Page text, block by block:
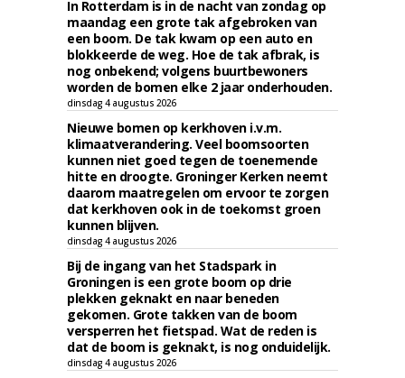
In Rotterdam is in de nacht van zondag op
maandag een grote tak afgebroken van
een boom. De tak kwam op een auto en
blokkeerde de weg. Hoe de tak afbrak, is
nog onbekend; volgens buurtbewoners
worden de bomen elke 2 jaar onderhouden.
dinsdag 4 augustus 2026
Nieuwe bomen op kerkhoven i.v.m.
klimaatverandering. Veel boomsoorten
kunnen niet goed tegen de toenemende
hitte en droogte. Groninger Kerken neemt
daarom maatregelen om ervoor te zorgen
dat kerkhoven ook in de toekomst groen
kunnen blijven.
dinsdag 4 augustus 2026
Bij de ingang van het Stadspark in
Groningen is een grote boom op drie
plekken geknakt en naar beneden
gekomen. Grote takken van de boom
versperren het fietspad. Wat de reden is
dat de boom is geknakt, is nog onduidelijk.
dinsdag 4 augustus 2026